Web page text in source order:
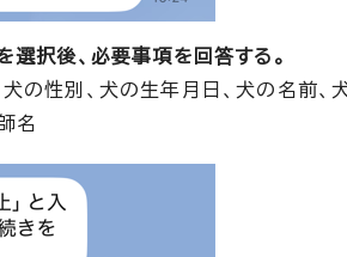
選択後、必要事項を回答する。
犬の性別、犬の生年月日、犬の名前
名